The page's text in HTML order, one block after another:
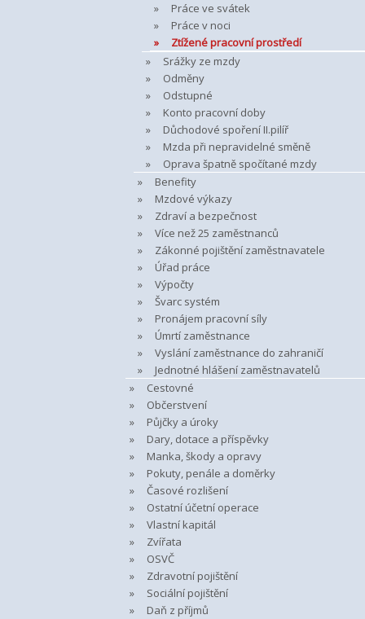
Práce ve svátek
Práce v noci
Ztížené pracovní prostředí
Srážky ze mzdy
Odměny
Odstupné
Konto pracovní doby
Důchodové spoření II.pilíř
Mzda při nepravidelné směně
Oprava špatně spočítané mzdy
Benefity
Mzdové výkazy
Zdraví a bezpečnost
Více než 25 zaměstnanců
Zákonné pojištění zaměstnavatele
Úřad práce
Výpočty
Švarc systém
Pronájem pracovní síly
Úmrtí zaměstnance
Vyslání zaměstnance do zahraničí
Jednotné hlášení zaměstnavatelů
Cestovné
Občerstvení
Půjčky a úroky
Dary, dotace a příspěvky
Manka, škody a opravy
Pokuty, penále a doměrky
Časové rozlišení
Ostatní účetní operace
Vlastní kapitál
Zvířata
OSVČ
Zdravotní pojištění
Sociální pojištění
Daň z příjmů